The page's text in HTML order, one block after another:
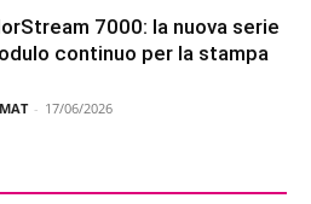
7000: la nuova serie
continuo per la stampa
- 17/06/2026